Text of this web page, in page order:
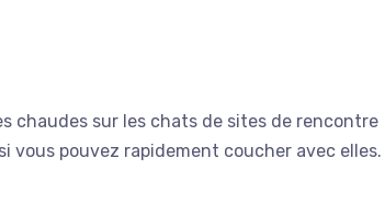
chaudes sur les chats de sites de rencontre
vous pouvez rapidement coucher avec elles.